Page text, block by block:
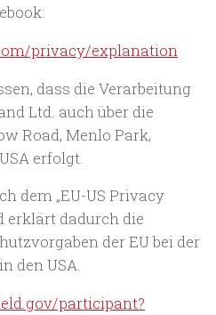
privacy/explanation
dass die Verarbeitung
Ltd. auch über die
Road, Menlo Park,
erfolgt.
dem „EU-US Privacy
erklärt dadurch die
der EU bei der
den USA.
participant?